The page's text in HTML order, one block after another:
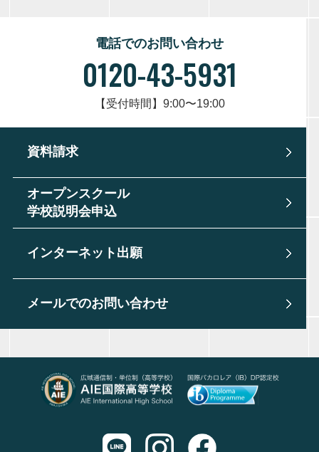
電話でのお問い合わせ
0120-43-5931
【受付時間】9:00〜19:00
資料請求
オープンスクール
学校説明会申込
インターネット出願
メールでのお問い合わせ